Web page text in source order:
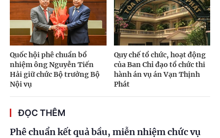
Quốc hội phê chuẩn bổ
nhiệm ông Nguyễn Tiến
Hải giữ chức Bộ trưởng Bộ
Nội vụ
Quy chế tổ chức, hoạt động
của Ban Chỉ đạo tổ chức thi
hành án vụ án Vạn Thịnh
Phát
ĐỌC THÊM
Phê chuẩn kết quả bầu, miễn nhiệm chức vụ